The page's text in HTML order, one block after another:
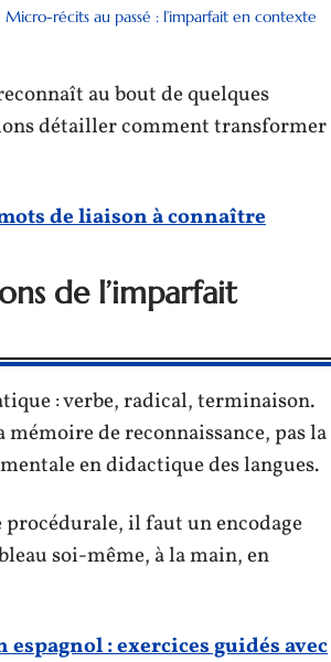
Micro-récits au passé : l’imparfait en contexte
au bout de quelques
détailler comment transformer
de liaison à connaître
de l’imparfait
: verbe, radical, terminaison.
de reconnaissance, pas la
en didactique des langues.
il faut un encodage
soi-même, à la main, en
: exercices guidés avec